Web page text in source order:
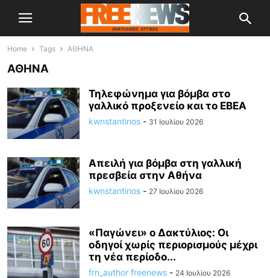
Home Tags ΑΘΗΝΑ
ΑΘΗΝΑ
Τηλεφώνημα για βόμβα στο
γαλλικό προξενείο και το ΕΒΕΑ
kwnstantinos - 31 Ιουλίου 2026
Απειλή για βόμβα στη γαλλική
πρεσβεία στην Αθήνα
kwnstantinos - 27 Ιουλίου 2026
«Παγώνει» ο Δακτύλιος: Οι
οδηγοί χωρίς περιορισμούς μέχρι
τη νέα περίοδο...
frn_author freenews - 24 Ιουλίου 2026